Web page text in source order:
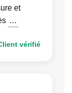
et
…
vérifié